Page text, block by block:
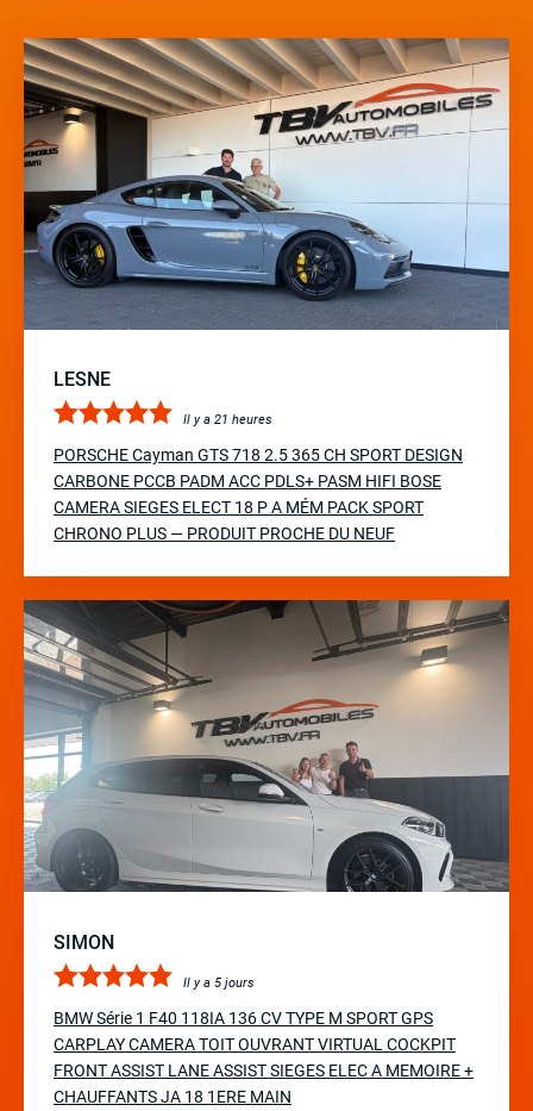
LESNE
Il y a 21 heures
PORSCHE Cayman GTS 718 2.5 365 CH SPORT DESIGN
CARBONE PCCB PADM ACC PDLS+ PASM HIFI BOSE
CAMERA SIEGES ELECT 18 P A MÉM PACK SPORT
CHRONO PLUS — PRODUIT PROCHE DU NEUF
SIMON
Il y a 5 jours
BMW Série 1 F40 118IA 136 CV TYPE M SPORT GPS
CARPLAY CAMERA TOIT OUVRANT VIRTUAL COCKPIT
FRONT ASSIST LANE ASSIST SIEGES ELEC A MEMOIRE +
CHAUFFANTS JA 18 1ERE MAIN